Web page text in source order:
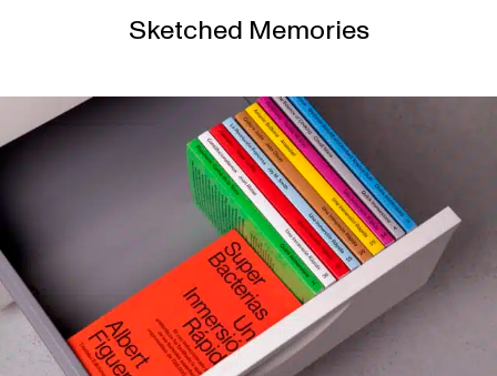
Sketched Memories